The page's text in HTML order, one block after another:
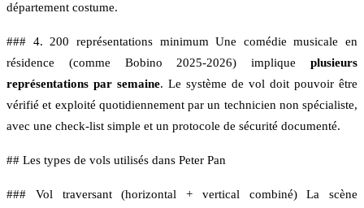
département costume.
### 4. 200 représentations minimum Une comédie musicale en
résidence (comme Bobino 2025-2026) implique plusieurs
représentations par semaine. Le système de vol doit pouvoir être
vérifié et exploité quotidiennement par un technicien non spécialiste,
avec une check-list simple et un protocole de sécurité documenté.
## Les types de vols utilisés dans Peter Pan
### Vol traversant (horizontal + vertical combiné) La scène